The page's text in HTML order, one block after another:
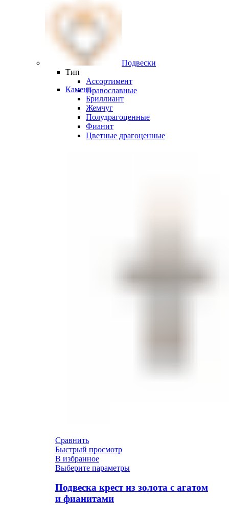
Подвески
Тип
Ассортимент
Православные
Камень
Бриллиант
Жемчуг
Полудрагоценные
Фианит
Цветные драгоценные
Сравнить
Быстрый просмотр
В избранное
Выберите параметры
Подвеска крест из золота с агатом
и фианитами